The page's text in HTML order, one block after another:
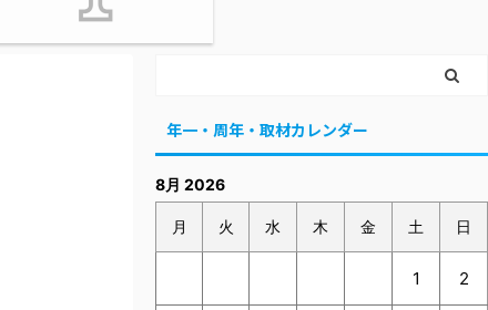
年一・周年・取材カレンダー
8月 2026
月 火 水 木 金 土 日
1 2